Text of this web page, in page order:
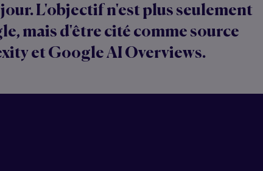
L'objectif n'est plus seulement
mais d'être cité comme source
et Google AI Overviews.